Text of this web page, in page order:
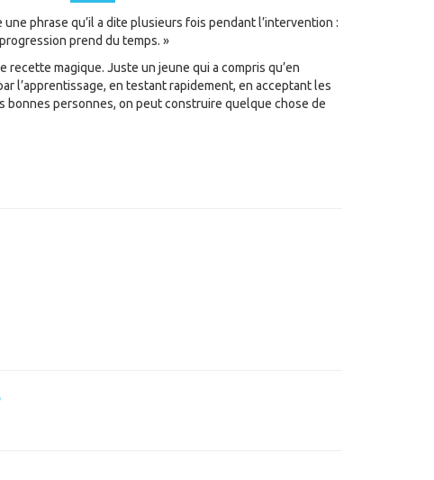
phrase qu’il a dite plusieurs fois pendant l’intervention :
prend du temps. »
recette magique. Juste un jeune qui a compris qu’en
l’apprentissage, en testant rapidement, en acceptant les
bonnes personnes, on peut construire quelque chose de